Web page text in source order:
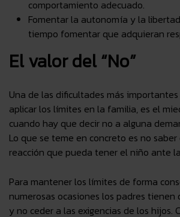
comportamiento adecuado.
Fomentar la autonomía y la
tiempo fomentar que adquieran
El valor del “No”
Una de las dificultades más
aplicar los límites en la familia, es el
cuando hay que decir no a alguna
Lo que se teme en concreto es no
reacción que pueda tener el niño ante
Para mantener los límites de forma
numerosas ocasiones los padres tienen
y no ceder a las exigencias de los hijos.